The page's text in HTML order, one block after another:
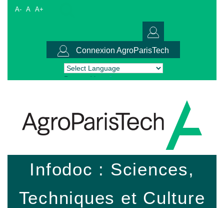
A- A A+
Connexion AgroParisTech
Powered by Translate
Infodoc : Sciences,
Techniques et Culture